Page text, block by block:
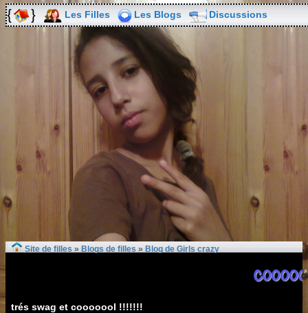
Les Filles Les Blogs Discussions
Site de filles » Blogs de filles » Blog de Girls crazy
trés swag et cooooool !!!!!!!